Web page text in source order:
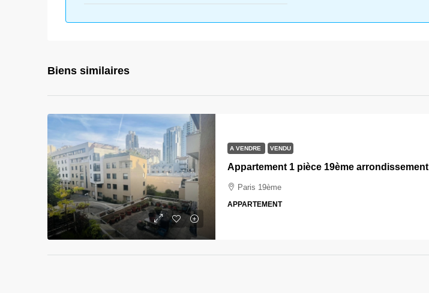
Biens similaires
A VENDRE VENDU
Appartement 1 pièce 19ème arrondissement
Paris 19ème
APPARTEMENT